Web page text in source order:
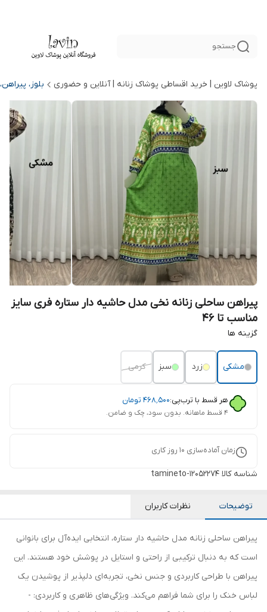
جستجو
پوشاک لاوین | خرید اقساطی پوشاک زنانه | آنلاین و حضوری بلوز،
پیراهن ساحلی زنانه نخی مدل حاشیه دار ستاره فری سایز
مناسب تا 46
گزینه ها
مشکی زرد سبز کرمی
هر قسط با ترب‌پی:۴۶۸٬۵۰۰ تومان
۴ قسط ماهانه. بدون سود، چک و ضامن.
زمان آماده‌سازی 10 روز کاری
شناسه کالا tamineto-12052274
توضیحات نظرات کاربران
پیراهن ساحلی زنانه مدل حاشیه دار ستاره، انتخابی ایده‌آل برای بانوانی
است که به دنبال ترکیبی از راحتی و استایل در پوشش خود هستند. این
پیراهن با طراحی کاربردی و جنس نخی، تجربه‌ای دلپذیر از پوشیدن یک
لباس خنک را برای شما فراهم می‌کند. ویژگی‌های ظاهری و کاربردی: -